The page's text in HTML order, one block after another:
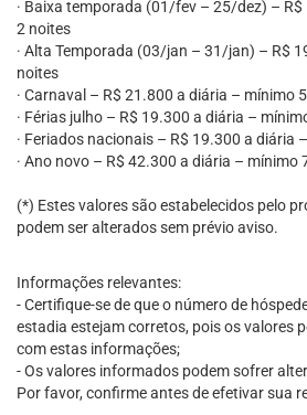
· Baixa temporada (01/fev – 25/dez) –
2 noites
· Alta Temporada (03/jan – 31/jan) – R$
noites
· Carnaval – R$ 21.800 a diária – mínimo
· Férias julho – R$ 19.300 a diária –
· Feriados nacionais – R$ 19.300 a diária
· Ano novo – R$ 42.300 a diária – mínimo
(*) Estes valores são estabelecidos pelo
podem ser alterados sem prévio aviso.
Informações relevantes:
- Certifique-se de que o número de
estadia estejam corretos, pois os valores
com estas informações;
- Os valores informados podem sofrer
Por favor, confirme antes de efetivar sua